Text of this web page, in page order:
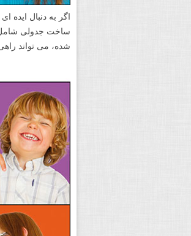
اگر به دنبال
شده، می تواند